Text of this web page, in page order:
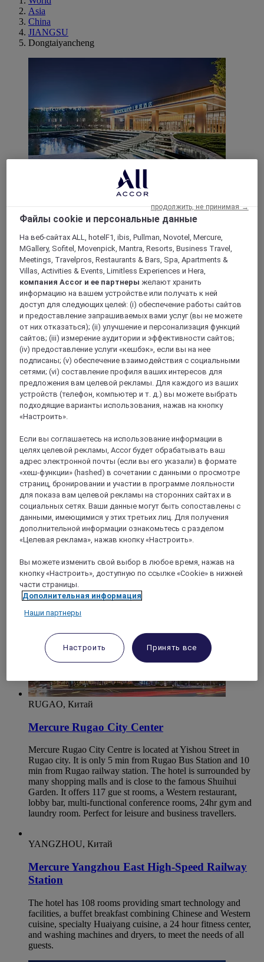
Asia
China
JIANGSU
Dongtaiyancheng
Mercure Dongtai Huanghai Forest
Located in Dongtai Huanghai Forest Park, close to many
tourist attractions, including Tiao Zi Ni, Xi Xi, and Elk Park,
Mercure Dongtai Huanghai Forest has 331 French style
rooms, stylish ballrooms and private dining rooms,
professional meeting rooms, a well-equipped fitness center,
laundry room, and children's playground. Perfect for leisure
and business travelers.
TAIZHOU, Китай
Mercure Taizhou Wanda Fengcheng River
Scenic Area
The hotel has 96 rooms, providing smart devices and
facilities, a blend of Chinese and Western breakfast buffet,
speciality Taizhou morning tea, a 24-hour gym, and washing
RUGAO, Китай
Mercure Rugao City Center
Mercure Rugao City Centre is located at Yishou Street in
Rugao city. It is only 5 min from Rugao Bus Station and 10
min from Rugao railway station. The hotel is surrounded by
many shopping malls and is close to the famous Shuihui
Garden. It offers 117 gue st rooms, a Western restaurant,
lobby bar, multi-functional conference rooms, 24hr gym and
laundry room. Perfect for leisure and business travellers.
YANGZHOU, Китай
Mercure Yangzhou East High-Speed Railway
Station
The hotel has 108 rooms providing smart technology and
facilities, a buffet breakfast combining Chinese and Western
cuisine, specialty Huaiyang cuisine, a 24 hour fitness center,
and washing machines and dryers, to meet the needs of all
guests.
Файлы cookie и персональные данные
На веб-сайтах ALL, hotelF1, ibis, Pullman, Novotel, Mercure,
MGallery, Sofitel, Movenpick, Mantra, Resorts, Business Travel,
Meetings, Travelpros, Restaurants & Bars, Spa, Apartments &
Villas, Activities & Events, Limitless Experiences и Hera,
компания Accor и ее партнеры желают хранить
информацию на вашем устройстве или получать к ней
доступ для следующих целей: (i) обеспечение работы сайтов
и предоставление запрашиваемых вами услуг (вы не можете
от них отказаться); (ii) улучшение и персонализация функций
сайтов; (iii) измерение аудитории и эффективности сайтов;
(iv) предоставление услуги «кешбэк», если вы на нее
подписаны; (v) обеспечение взаимодействия с социальными
сетями; (vi) составление профиля ваших интересов для
предложения вам целевой рекламы. Для каждого из ваших
устройств (телефон, компьютер и т. д.) вы можете выбрать
подходящие варианты использования, нажав на кнопку
«Настроить».
Если вы соглашаетесь на использование информации в
целях целевой рекламы, Accor будет обрабатывать ваш
адрес электронной почты (если вы его указали) в формате
«хеш-функции» (hashed) в сочетании с данными о просмотре
страниц, бронировании и участии в программе лояльности
для показа вам целевой рекламы на сторонних сайтах и в
социальных сетях. Ваши данные могут быть сопоставлены с
данными, имеющимися у этих третьих лиц. Для получения
дополнительной информации ознакомьтесь с разделом
«Целевая реклама», нажав кнопку «Настроить».
Вы можете изменить свой выбор в любое время, нажав на
кнопку «Настроить», доступную по ссылке «Cookie» в нижней
части страницы.
Дополнительная информация
Наши партнеры
Настроить Принять все
продолжить, не принимая →